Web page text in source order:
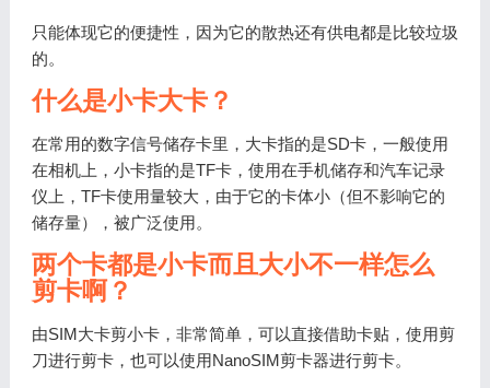
只能体现它的便捷性，因为它的散热还有供电都是比较垃圾
的。
什么是小卡大卡？
在常用的数字信号储存卡里，大卡指的是SD卡，一般使用
在相机上，小卡指的是TF卡，使用在手机储存和汽车记录
仪上，TF卡使用量较大，由于它的卡体小（但不影响它的
储存量），被广泛使用。
两个卡都是小卡而且大小不一样怎么
剪卡啊？
由SIM大卡剪小卡，非常简单，可以直接借助卡贴，使用剪
刀进行剪卡，也可以使用NanoSIM剪卡器进行剪卡。